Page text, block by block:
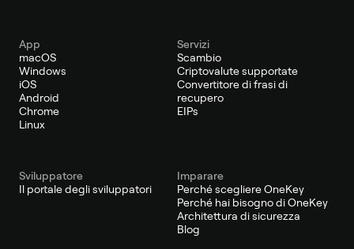
App
macOS
Windows
iOS
Android
Chrome
Linux
Servizi
Scambio
Criptovalute supportate
Convertitore di frasi di
recupero
EIPs
Sviluppatore
Il portale degli sviluppatori
Imparare
Perché scegliere OneKey
Perché hai bisogno di OneKey
Architettura di sicurezza
Blog